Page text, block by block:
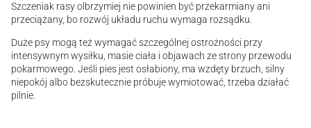
Szczeniak rasy olbrzymiej nie powinien być przekarmiany ani
przeciążany, bo rozwój układu ruchu wymaga rozsądku.
Duże psy mogą też wymagać szczególnej ostrożności przy
intensywnym wysiłku, masie ciała i objawach ze strony przewodu
pokarmowego. Jeśli pies jest osłabiony, ma wzdęty brzuch, silny
niepokój albo bezskutecznie próbuje wymiotować, trzeba działać
pilnie.